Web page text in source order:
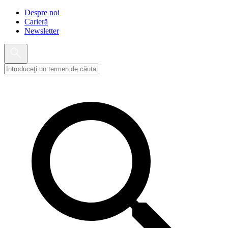
Despre noi
Carieră
Newsletter